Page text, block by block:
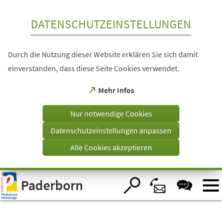
Visuelle
Assistenzsoftware
öffnen.
DATENSCHUTZEINSTELLUNGEN
Durch die Nutzung dieser Website erklären Sie sich damit
einverstanden, dass diese Seite Cookies verwendet.
Mehr Infos
(Öffnet
einem
Tab)
Nur notwendige Cookies
Datenschutzeinstellungen anpassen
Alle Cookies akzeptieren
Paderborn